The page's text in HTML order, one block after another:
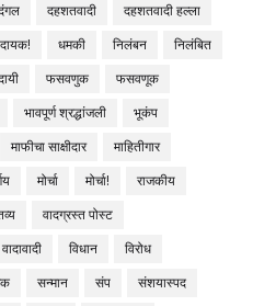
दहशतवादी
दहशतवादी हल्ला
धमकी निलंबन
निलंबित
फसवणुक
फसवणूक
भावपूर्ण श्रद्धांजली
भूकंप
माफीचा साक्षीदार
माहितीगार
मोर्चा मोर्चा!
राजकीय
वादग्रस्त पोस्ट
वादावादी विधान
विरोध
सन्मान संप
संशयास्पद